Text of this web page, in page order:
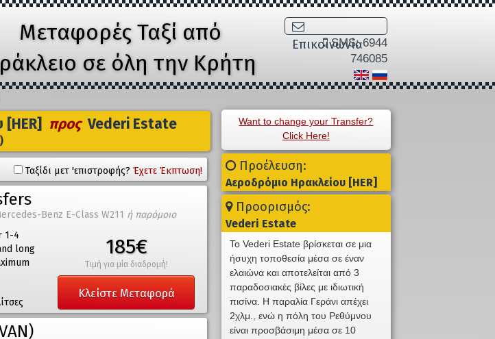
Μεταφορές Ταξί από
σε όλη την Κρήτη
Επικοινωνία
SMS: 6944
746085
προςVederi Estate
Ταξίδι μετ 'επιστροφής?Έχετε Έκπτωση!
Benz E-Class W211 ή παρόμοιο
1-4
long
185€
Τιμή για μία διαδρομή!
Κλείστε Μεταφορά
Want to change your Transfer?
Click Here!
Προέλευση:
Αεροδρόμιο Ηρακλείου [HER]
Προορισμός:
Vederi Estate
Το Vederi Estate βρίσκεται σε μια
ήσυχη τοποθεσία μέσα σε έναν
ελαιώνα και αποτελείται από 3
παραδοσιακές βίλες με ιδιωτική
πισίνα. Η παραλία Γεράνι απέχει
2χλμ., ενώ η πόλη του Ρεθύμνου
είναι προσβάσιμη μέσα σε 10